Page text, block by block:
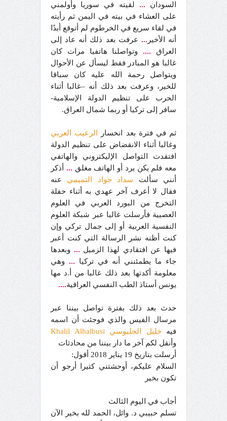
السودان ... لقيته في سوريا وأولمني
على العشاء في بيته في اليمن ثم رأيته
في لقاء سريع في الخرطوم لم أتوقع أبدًا
أنه الأخير ... عرفت بعد ذلك أنه عاد إلى
العراق ....وتواصلنا هاتفيا مرات كان
غالبا هو المبادر فقط ليسأل عن الأحوال
ويتواصل رحمة الله عليه كان سباقا
للخير، وعرفت بعد ذلك أنه –غالبا أثناء
الحرب على تنظيم الدولة الإسلامية-
سافر إلى تركيا أو ربما شمال العراق.
ثم في فترة بعد انحسار
الرعيب العربي
وغالبا أثناء الانقضاض على تنظيم الدولة
افتقدت التواصل الإليكتروني والهاتفي
معه فلم يكن يرد أو الهاتف مغلق ... أذكر
أنني سألت سداد جواد التميمي عنه
فقال لا أعرف آخر عهدي به أثناء حفلة
التخرج من البورد العربي في العلوم
العصبية فأرسلت غالبا عبر شبكة العلوم
النفسية العربية أو إلى جمال تركي وإن
كنت أظنه نشر الرسالة التي كنت أعبر
فيها عن افتقادي لهذا الزميل ... وبعدها
جاء ما يطمئنني أنه في تركيا ... وهي
معلومة أكدتها بعد ذلك غالبا من أ.د مها
يونس أستاذ الطب النفسي العراقية....
حدث بعد ذلك بفترة تواصل بيننا عبر
مرسال الفيس والذي فوجئت أن اسمه
فيهخليل الحلبوسي Khalil Alhalbusi
وأنقل لكم آخر ما دار بيننا من محادثات
أرسلت بتاريخ 19 يناير 2018 أقول:
السلام عليكم، أوحشتني كثيرا أرجو أن
تكون بخير
أجاب في اليوم الثالث
تسلم حبيبي د. وائل، الحمد لله بخير الآن